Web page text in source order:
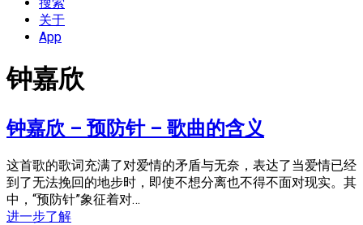
关于
App
钟嘉欣
钟嘉欣 – 预防针 – 歌曲的含义
这首歌的歌词充满了对爱情的矛盾与无奈，表达了当爱情已经
到了无法挽回的地步时，即使不想分离也不得不面对现实。其
中，“预防针”象征着对…
进一步了解